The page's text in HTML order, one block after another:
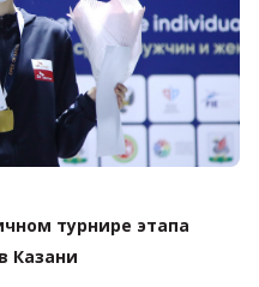
турнире этапа
Казани